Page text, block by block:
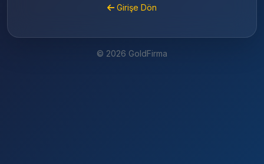
Girişe Dön
© 2026 GoldFirma